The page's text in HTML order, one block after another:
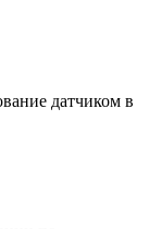
датчиком в